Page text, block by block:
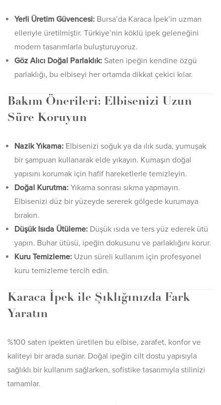
Yerli Üretim Güvencesi: Bursa’da Karaca İpek’in uzman
elleriyle üretilmiştir. Türkiye’nin köklü ipek geleneğini
modern tasarımlarla buluşturuyoruz.
Göz Alıcı Doğal Parlaklık: Saten ipeğin kendine özgü
parlaklığı, bu elbiseyi her ortamda dikkat çekici kılar.
Bakım Önerileri: Elbisenizi Uzun
Süre Koruyun
Nazik Yıkama: Elbisenizi soğuk ya da ılık suda, yumuşak
bir şampuan kullanarak elde yıkayın. Kumaşın doğal
yapısını korumak için hafif hareketlerle temizleyin.
Doğal Kurutma: Yıkama sonrası sıkma yapmayın.
Elbisenizi düz bir yüzeyde sererek gölgede kurumaya
bırakın.
Düşük Isıda Ütüleme: Düşük ısıda ve ters yüz ederek ütü
yapın. Buhar ütüsü, ipeğin dokusunu ve parlaklığını korur.
Kuru Temizleme: Uzun süreli kullanım için profesyonel
kuru temizleme tercih edin.
Karaca İpek ile Şıklığınızda Fark
Yaratın
%100 saten ipekten üretilen bu elbise, zarafet, konfor ve
kaliteyi bir arada sunar. Doğal ipeğin cilt dostu yapısıyla
sağlıklı bir kullanım sağlarken, sofistike tasarımıyla stilinizi
tamamlar.